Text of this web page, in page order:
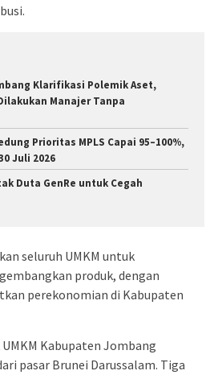
Klarifikasi Polemik Aset,
Manajer Tanpa
Prioritas MPLS Capai 95–100%,
Juli 2026
Duta GenRe untuk Cegah
seluruh UMKM untuk
produk, dengan
perekonomian di Kabupaten
Kabupaten Jombang
pasar Brunei Darussalam. Tiga